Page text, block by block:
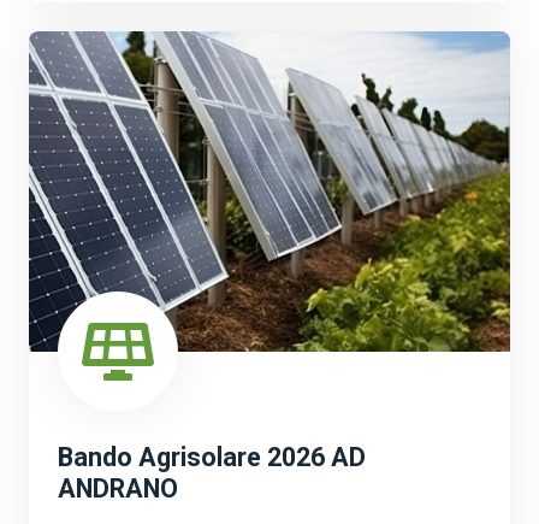
Bando Agrisolare 2026 AD
ANDRANO